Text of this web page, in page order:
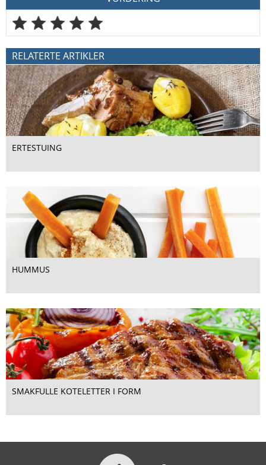
RELATERTE ARTIKLER
ERTESTUING
HUMMUS
SMAKFULLE KOTELETTER I FORM